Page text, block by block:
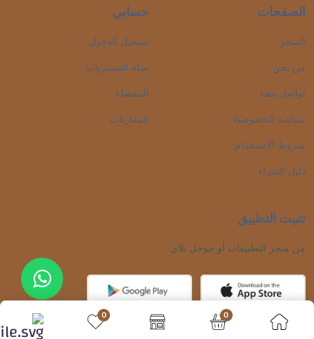
0
0 تواصل معنا
الصفحات
المتجر
من نحن
تواصل معنا
سياسة الخصوصية
شروط الاستخدام
دليل الشراء
حسابي
تسجيل الدخول
سلة المشتريات
المفضلة
المقارنات
تثبيت التطبيق
من متجر التطبيقات أو جوجل بلاي